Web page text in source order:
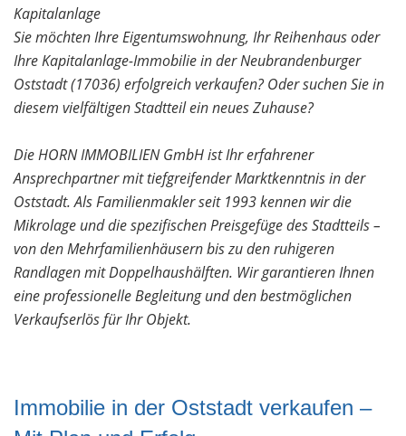
Kapitalanlage
Sie möchten Ihre Eigentumswohnung, Ihr Reihenhaus oder
Ihre Kapitalanlage-Immobilie in der Neubrandenburger
Oststadt (17036) erfolgreich verkaufen? Oder suchen Sie in
diesem vielfältigen Stadtteil ein neues Zuhause?
Die HORN IMMOBILIEN GmbH ist Ihr erfahrener
Ansprechpartner mit tiefgreifender Marktkenntnis in der
Oststadt. Als Familienmakler seit 1993 kennen wir die
Mikrolage und die spezifischen Preisgefüge des Stadtteils –
von den Mehrfamilienhäusern bis zu den ruhigeren
Randlagen mit Doppelhaushälften. Wir garantieren Ihnen
eine professionelle Begleitung und den bestmöglichen
Verkaufserlös für Ihr Objekt.
Immobilie in der Oststadt verkaufen –